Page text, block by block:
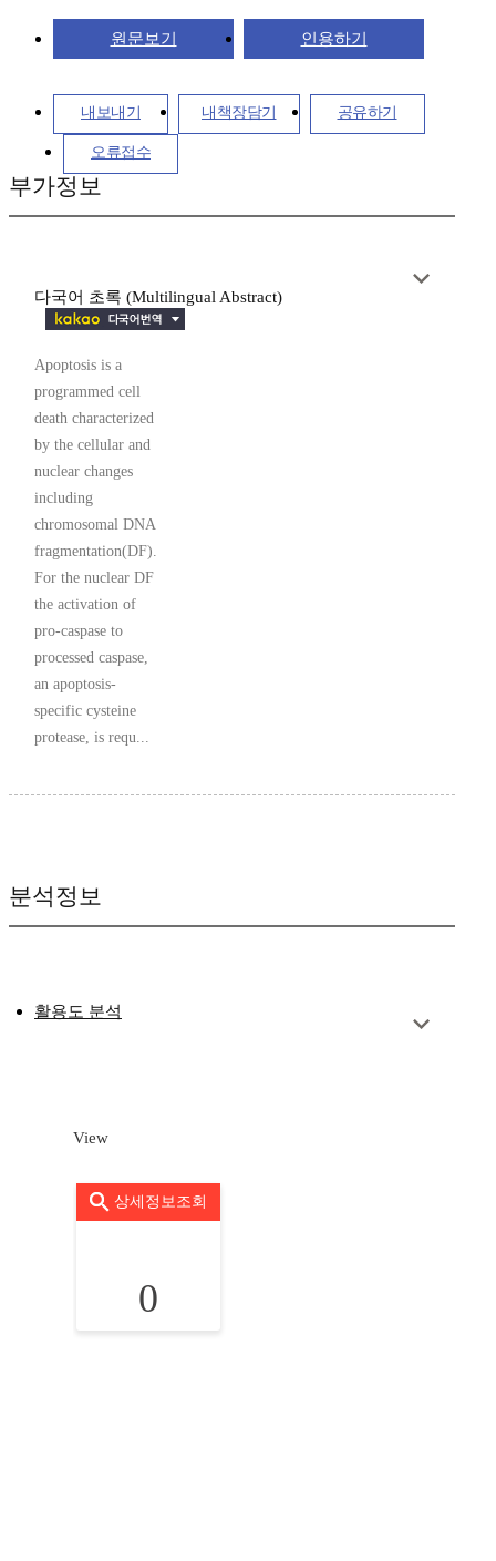
원문보기 인용하기
내보내기 내책장담기 공유하기
오류접수
부가정보
다국어 초록 (Multilingual Abstract)
Apoptosis is a
programmed cell
death characterized
by the cellular and
nuclear changes
including
chromosomal DNA
fragmentation(DF).
For the nuclear DF
the activation of
pro-caspase to
processed caspase,
an apoptosis-
specific cysteine
protease, is requ...
분석정보
활용도 분석
View
상세정보조회
0